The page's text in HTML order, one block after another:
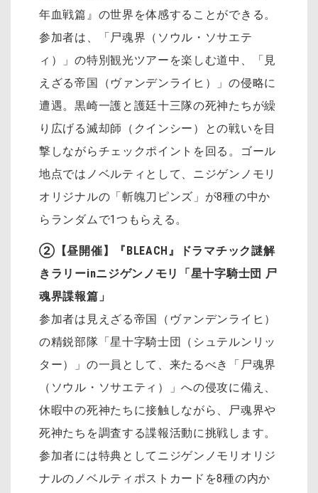
年血戦篇』の世界を体感することができる。
参加者は、「尸魂界（ソウル・ソサエテ
ィ）」の特別観光ツアーを楽しむ道中、「見
えざる帝国（ヴァンデンライヒ）」の侵略に
遭遇。黒崎一護と護廷十三隊の死神たちが繰
り広げる滅却師（クインシー）との戦いを目
撃しながらチェックポイントを回る。ゴール
地点ではノベルティとして、ニジゲンノモリ
オリジナルの「斬魄刀ピンズ」が8種の中か
らランダムで1つもらえる。
②【昼開催】『BLEACH』ドラマチック謎解
きラリーinニジゲンノモリ「星十字騎士団 尸
魂界諜報篇」
参加者は見えざる帝国（ヴァンデンライヒ）
の精鋭部隊「星十字騎士団（シュテルンリッ
ター）」の一員として、来たるべき「尸魂界
（ソウル・ソサエティ）」への侵攻に備え、
休暇中の死神たちに接触しながら、尸魂界や
死神たちを調査する諜報活動に挑戦します。
参加者には特典としてニジゲンノモリオリジ
ナルのノベルティポストカードを8種の内か